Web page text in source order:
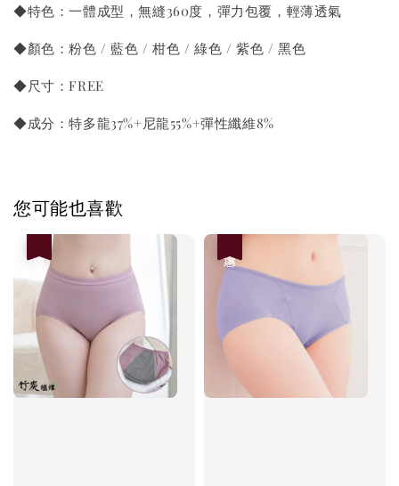
◆特色：一體成型，無縫360度，彈力包覆，輕薄透氣
◆顏色：粉色 / 藍色 / 柑色 / 綠色 / 紫色 / 黑色
◆尺寸：FREE
◆成分：特多龍37%+尼龍55%+彈性纖維8%
您可能也喜歡